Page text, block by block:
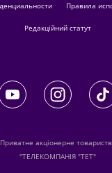
Правила
Редакційний статут
Приватне акціонерне
"ТЕЛЕКОМПАНІЯ "ТЕТ"